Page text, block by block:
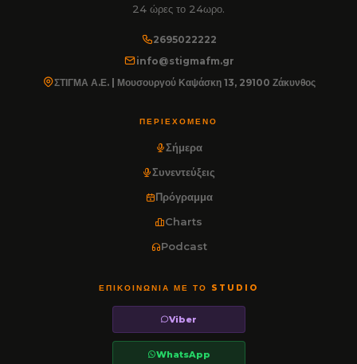
24 ώρες το 24ωρο.
2695022222
info@stigmafm.gr
ΣΤΙΓΜΑ Α.Ε. | Μουσουργού Καψάσκη 13, 29100 Ζάκυνθος
ΠΕΡΙΕΧΌΜΕΝΟ
Σήμερα
Συνεντεύξεις
Πρόγραμμα
Charts
Podcast
ΕΠΙΚΟΙΝΩΝΊΑ ΜΕ ΤΟ STUDIO
Viber
WhatsApp